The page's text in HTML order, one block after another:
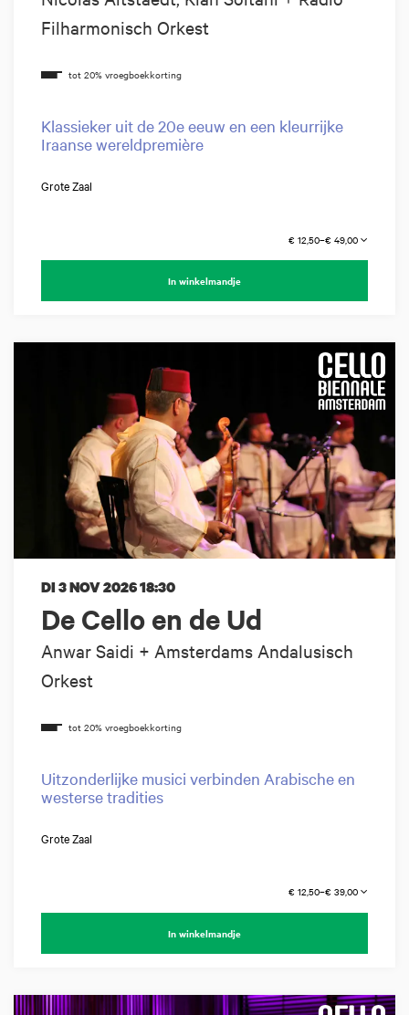
Filharmonisch Orkest
Klassieker uit de 20e eeuw en een kleurrijke
Iraanse wereldpremière
Grote Zaal
€ 12,50–€ 49,00
In winkelmandje
De Cello en de Ud
Anwar Saidi + Amsterdams Andalusisch
Orkest
DI 3 NOV 202618:30
Uitzonderlijke musici verbinden Arabische en
westerse tradities
Grote Zaal
€ 12,50–€ 39,00
In winkelmandje